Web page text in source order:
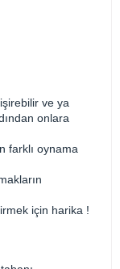
ve ya
onlara
farklı oynama
için harika !